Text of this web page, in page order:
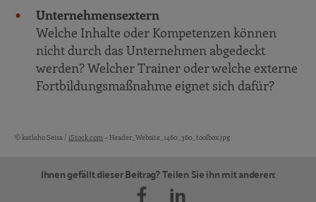
Unternehmensextern
Welche Inhalte oder Kompetenzen können
nicht durch das Unternehmen abgedeckt
werden? Welcher Trainer oder welche externe
Fortbildungsmaßnahme eignet sich dafür?
Bildquellen und Copyright-Hinweise
© katleho Seisa / iStock.com– Header_Website_1460_360_toolbox.jpg
Ihnen gefällt dieser Beitrag? Teilen Sie ihn mit anderen: